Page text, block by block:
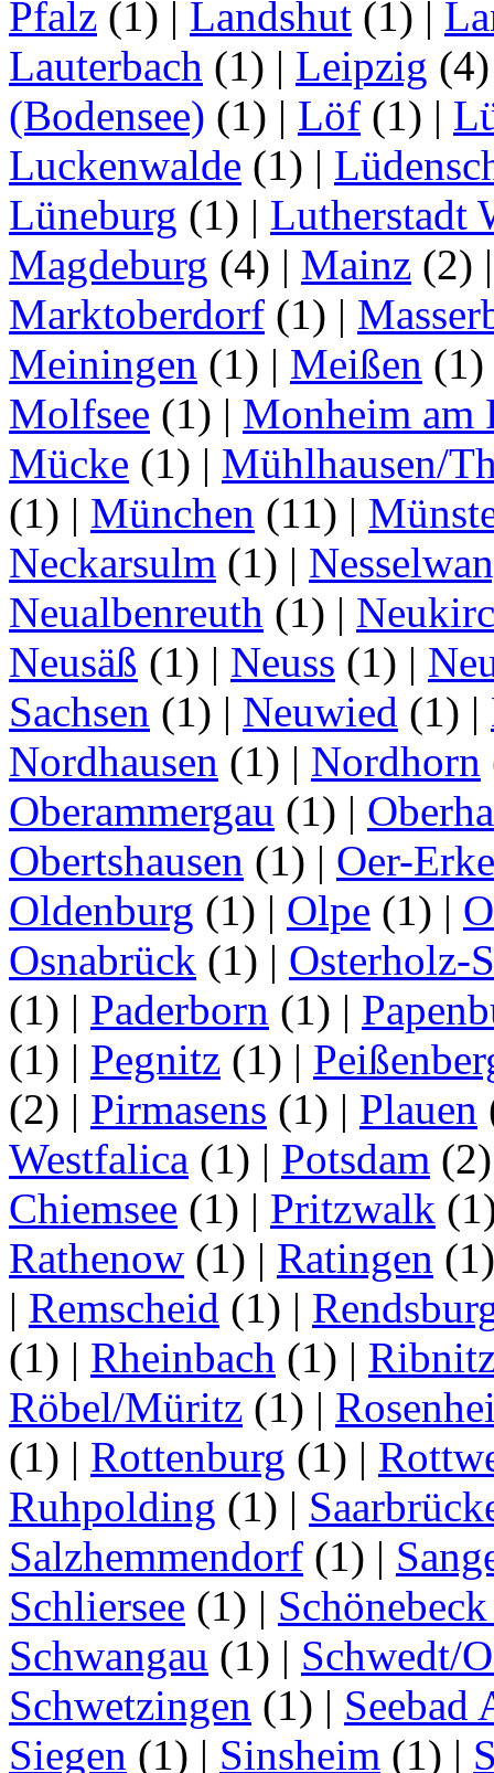
Pfalz (1) | Landshut (1) |
Lauterbach (1) | Leipzig
(Bodensee) (1) | Löf (1) |
Luckenwalde (1) |
Lüneburg (1) | Lutherstadt
Magdeburg (4) | Mainz (2)
Marktoberdorf (1) |
Meiningen (1) | Meißen (1)
Molfsee (1) | Monheim am
Mücke (1) | Mühlhausen/
(1) | München (11) |
Neckarsulm (1) |
Neualbenreuth (1) |
Neusäß (1) | Neuss (1) |
Sachsen (1) | Neuwied (1) |
Nordhausen (1) | Nordhorn
Oberammergau (1) |
Obertshausen (1) | Oer-
Oldenburg (1) | Olpe (1) |
Osnabrück (1) | Osterholz-
(1) | Paderborn (1) |
(1) | Pegnitz (1) |
(2) | Pirmasens (1) | Plauen
Westfalica (1) | Potsdam
Chiemsee (1) | Pritzwalk
Rathenow (1) | Ratingen
| Remscheid (1) |
(1) | Rheinbach (1) |
Röbel/Müritz (1) |
(1) | Rottenburg (1) |
Ruhpolding (1) |
Salzhemmendorf (1) |
Schliersee (1) |
Schwangau (1) | Schwedt/
Schwetzingen (1) | Seebad
Siegen (1) | Sinsheim (1) |